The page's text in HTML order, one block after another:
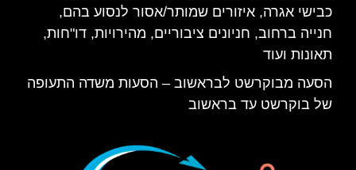
כבישי אגרה, איזורים שמותר/אסור לנסוע בהם,
חנייה ברחוב, חניונים ציבוריים, מהירויות, דו"חות,
תאונות ועוד
הסעה מבוקרשט לבראשוב – הסעות משדה התעופה
של בוקרשט עד בראשוב